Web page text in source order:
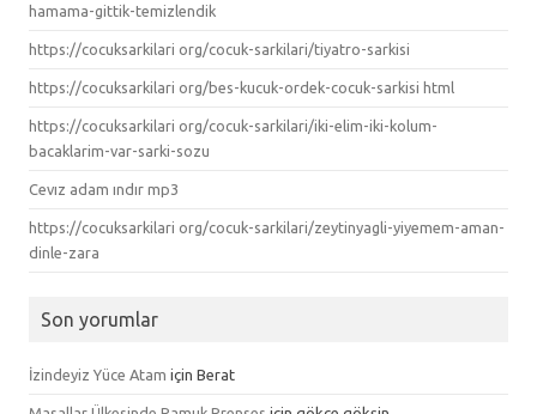
hamama-gittik-temizlendik
https://cocuksarkilari org/cocuk-sarkilari/tiyatro-sarkisi
https://cocuksarkilari org/bes-kucuk-ordek-cocuk-sarkisi html
https://cocuksarkilari org/cocuk-sarkilari/iki-elim-iki-kolum-
bacaklarim-var-sarki-sozu
Cevız adam ındır mp3
https://cocuksarkilari org/cocuk-sarkilari/zeytinyagli-yiyemem-aman-
dinle-zara
Son yorumlar
İzindeyiz Yüce Atam için Berat